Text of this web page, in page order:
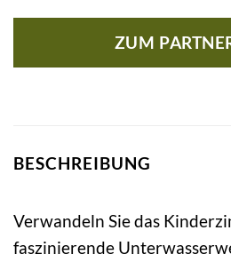
ZUM
BESCHREIBUNG
Verwandeln Sie das
faszinierende